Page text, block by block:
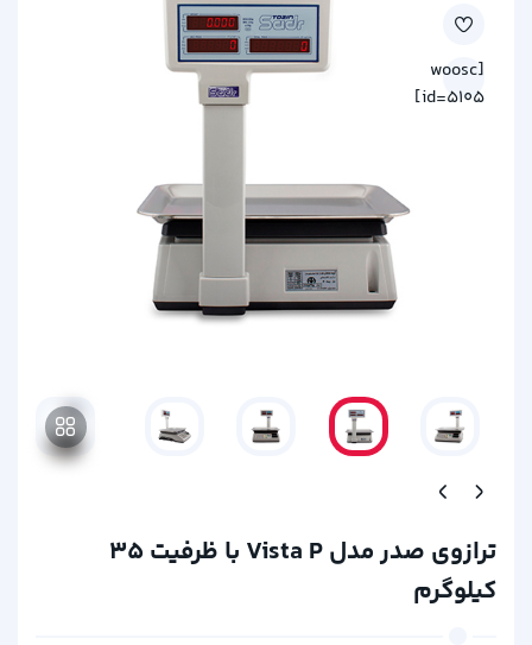
[woosc
id=5105]
ترازوی صدر مدل Vista P با ظرفیت 35
کیلوگرم